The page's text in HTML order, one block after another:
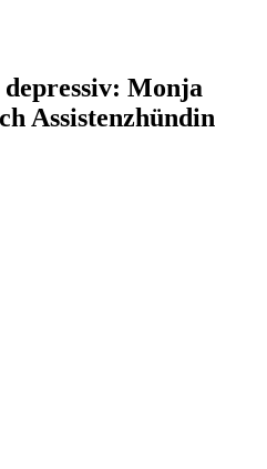
Monja
Assistenzhündin